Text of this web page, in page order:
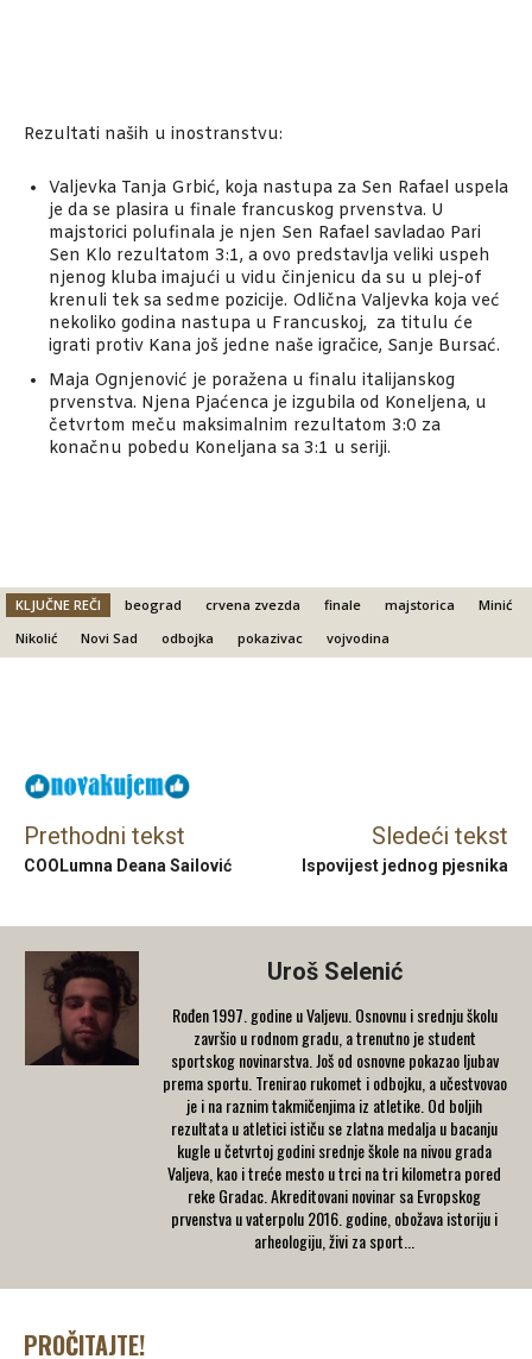
Rezultati naših u inostranstvu:
Valjevka Tanja Grbić, koja nastupa za Sen Rafael uspela
je da se plasira u finale francuskog prvenstva. U
majstorici polufinala je njen Sen Rafael savladao Pari
Sen Klo rezultatom 3:1, a ovo predstavlja veliki uspeh
njenog kluba imajući u vidu činjenicu da su u plej-of
krenuli tek sa sedme pozicije. Odlična Valjevka koja već
nekoliko godina nastupa u Francuskoj, za titulu će
igrati protiv Kana još jedne naše igračice, Sanje Bursać.
Maja Ognjenović je poražena u finalu italijanskog
prvenstva. Njena Pjaćenca je izgubila od Koneljena, u
četvrtom meču maksimalnim rezultatom 3:0 za
konačnu pobedu Koneljana sa 3:1 u seriji.
KLJUČNE REČI beograd crvena zvezda finale majstorica
Minić
Nikolić
Novi Sad odbojka pokazivac vojvodina
Prethodni tekst
COOLumna Deana Sailović
Sledeći tekst
Ispovijest jednog pjesnika
Uroš Selenić
Rođen 1997. godine u Valjevu. Osnovnu i srednju školu
završio u rodnom gradu, a trenutno je student
sportskog novinarstva. Još od osnovne pokazao ljubav
prema sportu. Trenirao rukomet i odbojku, a učestvovao
je i na raznim takmičenjima iz atletike. Od boljih
rezultata u atletici ističu se zlatna medalja u bacanju
kugle u četvrtoj godini srednje škole na nivou grada
Valjeva, kao i treće mesto u trci na tri kilometra pored
reke Gradac. Akreditovani novinar sa Evropskog
prvenstva u vaterpolu 2016. godine, obožava istoriju i
arheologiju, živi za sport...
PROČITAJTE!